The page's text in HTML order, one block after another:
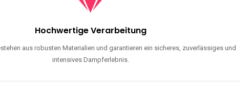
Hochwertige Verarbeitung
aus robusten Materialien und garantieren ein sicheres, zuverlässiges und
intensives Dampferlebnis.